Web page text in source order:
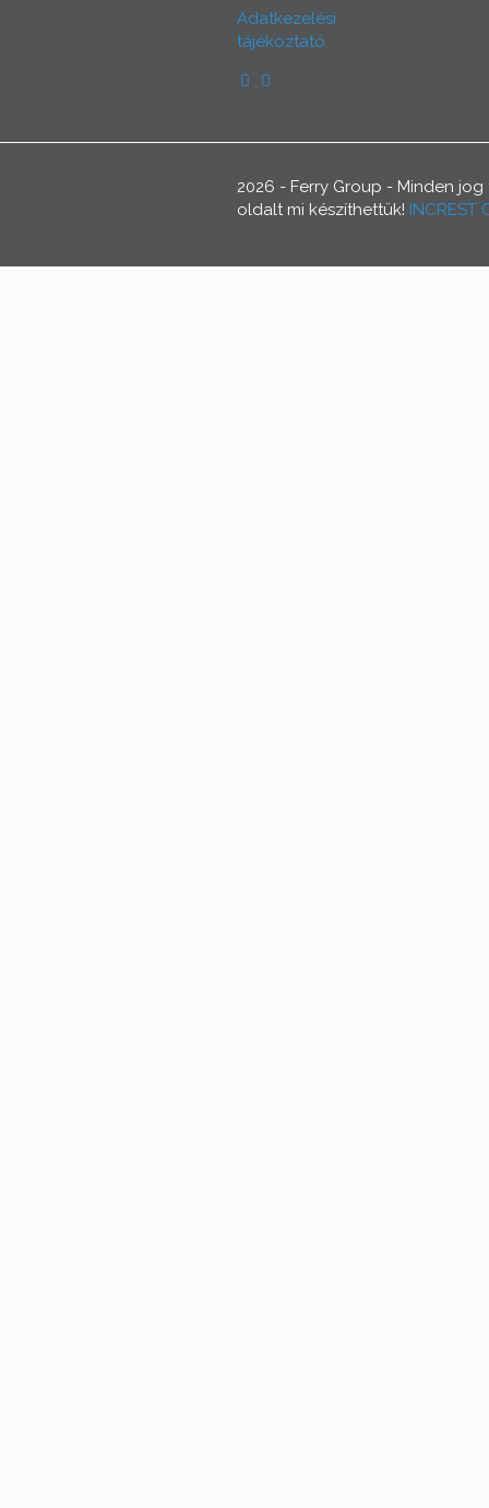
Adatkezelési
tájékoztató
2026 - Ferry Group - Minden
oldalt mi készíthettük! INCREST